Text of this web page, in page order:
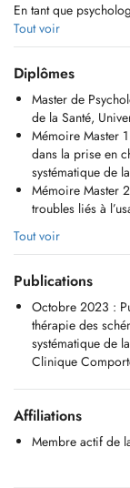
En tant que
collaborative avec
l'identification et la
inadaptés pouvant
mal-être. L'idée est
pour les rendre plus
et ainsi améliorer la
Aussi, la thérapie
interactions entre
venir apporter des
approche clinique.
Mon intervention
l'évolution des
stress aussi bien
l'acceptation de la
l'apparition d'une
etc.
Mon approche
d'orientation
de répondre au
Tout voir
Diplômes
Master de
de la Santé,
Mémoire Master
dans la prise en
systématique de
Mémoire Master
troubles liés à
Tout voir
Publications
Octobre 2023 :
thérapie des
systématique de
Clinique
Affiliations
Membre actif de